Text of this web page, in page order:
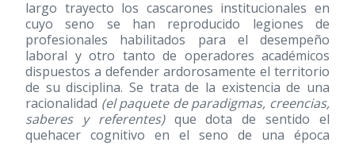
largo trayecto los cascarones institucionales en
cuyo seno se han reproducido legiones de
profesionales habilitados para el desempeño
laboral y otro tanto de operadores académicos
dispuestos a defender ardorosamente el territorio
de su disciplina. Se trata de la existencia de una
racionalidad (el paquete de paradigmas, creencias,
saberes y referentes)que dota de sentido el
quehacer cognitivo en el seno de una época